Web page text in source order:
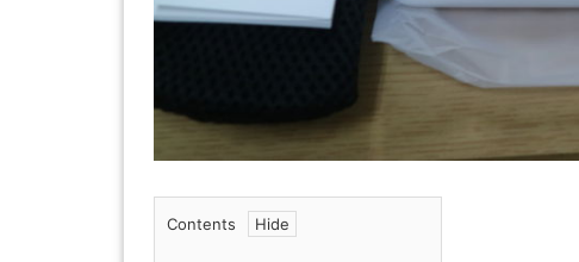
Contents